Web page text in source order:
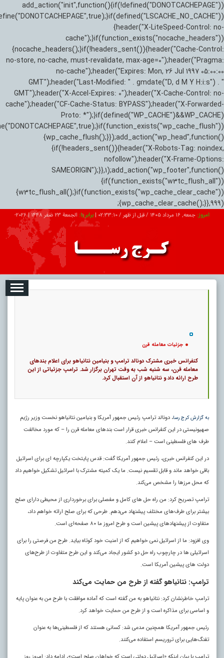
add_action("init",function(){if(!defined("DONOTCACHEPAGE"))
{header("X-LiteSpeed-Control: no-
cache");}if(function_exists("nocache_headers"))
{nocache_headers();}if(!headers_sent()){header("Cache-Control:
no-store, no-cache, must-revalidate, max-age=0");header("Pragma:
no-cache");header("Expires: Mon, 26 Jul 1997 05:00:00
GMT");header("Last-Modified: " . gmdate("D, d M Y H:i:s") . "
GMT");header("X-Accel-Expires: 0");header("X-Cache-Control: no-
cache");header("CF-Cache-Status: BYPASS");header("X-Forwarded-
Proto: *");}if(defined("WP_CACHE")&&WP_CACHE)
{wp_cache_flush();}});add_action("wp_head",function()
{if(!headers_sent()){header("X-Robots-Tag: noindex,
nofollow");header("X-Frame-Options:
SAMEORIGIN");}},1);add_action("wp_footer",function()
{if(function_exists("w3tc_flush_all"))
{w3tc_flush_all();}if(function_exists("wp_cache_clear_cache"))
{wp_cache_clear_cache();}},999);
امروز: جمعه, ۱۶ مرداد ۱۴۰۵ / قبل از ظهر / 02:33:11
|برابر با: الجمعة 23 صفر 1448 |
2026-
تبلیغات درباره ما ارتباط با ما
جزئیات معامله قرن
کنفرانس خبری مشترک دونالد ترامپ و بنیامین نتانیاهو برای اعلام بندهای
معامله قرن، سه‌ شنبه شب به وقت تهران برگزار شد. ترامپ جزئیاتی از این
طرح ارائه داد و نتانیاهو از آن استقبال کرد.
به گزارش کرج رسا، دونالد ترامپ رئیس‌ جمهور آمریکا و بنیامین نتانیاهو نخست‌ وزیر رژیم
صهیونیستی در این کنفرانس خبری قرار است بندهای معامله قرن را – که مورد مخالفت
طرف‌ های فلسطینی است – اعلام کنند.
در این کنفرانس خبری، رئیس‌ جمهور آمریکا گفت: قدس پایتخت یکپارچه‌ ای برای اسرائیل
باقی خواهد ماند و قابل تقسیم نیست. ما یک کمیته مشترک با اسرائیل تشکیل خواهیم داد
که محل مرزها را مشخص می‌کند.
ترامپ تصریح کرد: من راه‌ حل‌ های کامل و مفصلی برای برخورداری از محیطی دارای صلح
بیشتر برای طرف‌های مختلف پیشنهاد می‌دهم. طرحی که برای صلح ارائه خواهم داد،
متفاوت از پیشنهادهای پیشین است و طرح امروز ما ۸۰ صفحه‌ای است.
وی افزود: ما از اسرائیل نمی‌ خواهیم که از امنیت خود کوتاه بیاید. طرح من فرصتی را برای
اسرائیلی‌ ها در چارچوب راه‌ حل دو کشور ایجاد می‌کند و این طرح متفاوت از طرح‌های
دولت‌ های پیشین آمریکا است.
ترامپ: نتانیاهو گفته از طرح من حمایت می‌کند
ترامپ خاطرنشان کرد: نتانیاهو به من گفته است که آماده موافقت با طرح من به عنوان پایه
و اساسی برای مذاکره است و از طرح من حمایت خواهد کرد.
رئیس‌ جمهور آمریکا همچنین مدعی شد: کسانی هستند که از فلسطینی‌ها به عنوان
تفنگ‌هایی برای تروریسم استفاده می‌کنند.